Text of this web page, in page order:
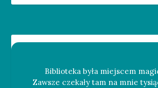
Biblioteka była miejscem
Zawsze czekały tam na mnie